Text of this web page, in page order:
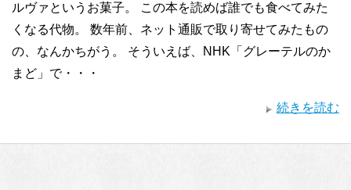
ルヴァというお菓子。 この本を読めば誰でも食べてみた
くなる代物。 数年前、ネット通販で取り寄せてみたもの
の、なんかちがう。 そういえば、NHK「グレーテルのか
まど」で・・・
続きを読む